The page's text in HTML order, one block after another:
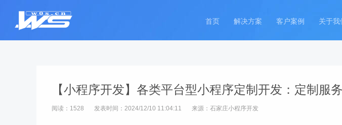
首页 解决方案 客户案例 关于我
【小程序开发】各类平台型小程序定制开发：定制服
阅读：1528 发表时间：2024/12/10 11:04:11 来源：石家庄小程序开发